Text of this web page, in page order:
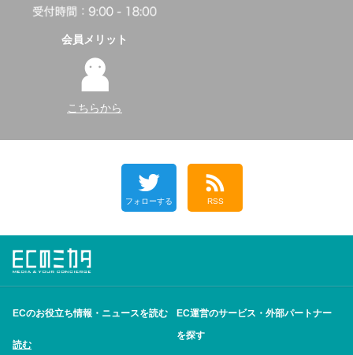
会員メリット
こちらから
フォローする RSS
ECのお役立ち情報・ニュースを読む
読む
EC運営のサービス・外部パートナー
を探す